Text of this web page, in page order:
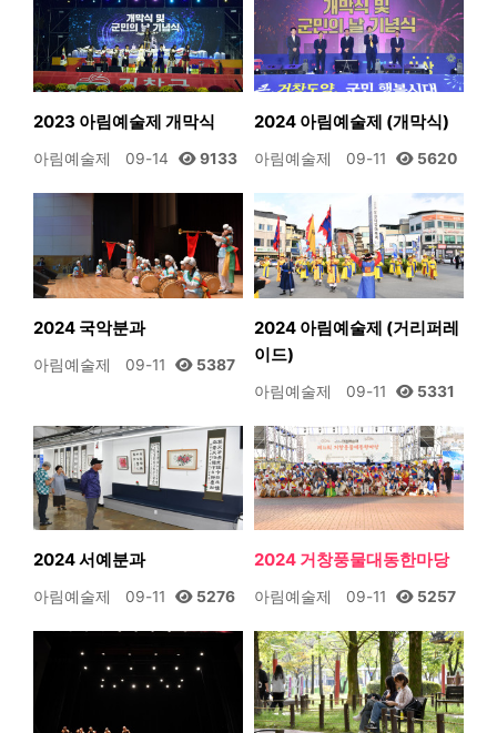
2023 아림예술제 개막식
아림예술제 09-14 9133
2024 아림예술제 (개막식)
아림예술제 09-11 5620
2024 국악분과
아림예술제 09-11 5387
2024 아림예술제 (거리퍼레
이드)
아림예술제 09-11 5331
2024 서예분과
아림예술제 09-11 5276
2024 거창풍물대동한마당
아림예술제 09-11 5257